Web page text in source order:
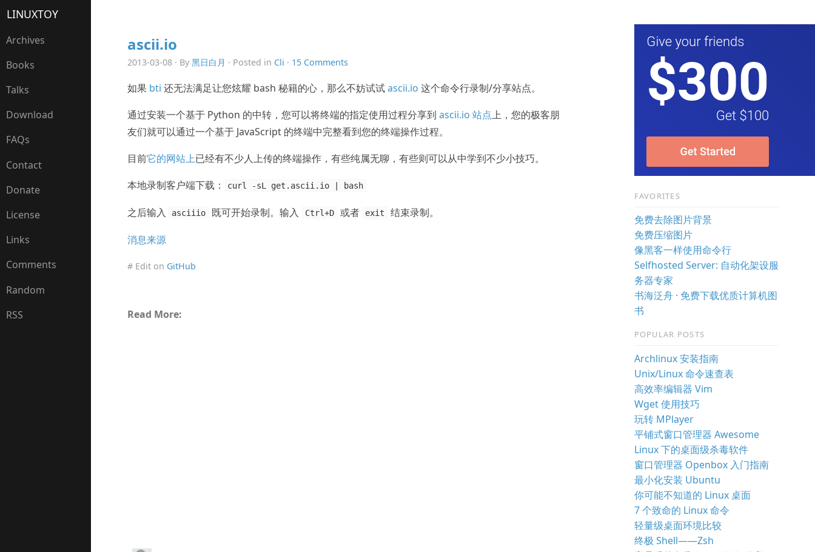
LINUXTOY
Archives
Books
Talks
Download
FAQs
Contact
Donate
License
Links
Comments
Random
RSS
ascii.io
2013-03-08 · By 黑日白月 · Posted in Cli · 15 Comments
如果 bti 还无法满足让您炫耀 bash 秘籍的心，那么不妨试试ascii.io 这个命令行录制/分享站点。
通过安装一个基于 Python 的中转，您可以将终端的指定使用过程分享到 ascii.io 站点上，您的极客朋
友们就可以通过一个基于 JavaScript 的终端中完整看到您的终端操作过程。
目前它的网站上已经有不少人上传的终端操作，有些纯属无聊，有些则可以从中学到不少小技巧。
本地录制客户端下载：
curl -sL get.ascii.io | bash
之后输入 asciiio 既可开始录制。输入 Ctrl+D 或者 exit 结束录制。
消息来源
# Edit on GitHub
Read More:
FAVORITES
免费去除图片背景
免费压缩图片
像黑客一样使用命令行
Selfhosted Server: 自动化架设服
务器专家
书海泛舟 · 免费下载优质计算机图
书
POPULAR POSTS
Archlinux 安装指南
Unix/Linux 命令速查表
高效率编辑器 Vim
Wget 使用技巧
玩转 MPlayer
平铺式窗口管理器 Awesome
Linux 下的桌面级杀毒软件
窗口管理器 Openbox 入门指南
最小化安装 Ubuntu
你可能不知道的 Linux 桌面
7 个致命的 Linux 命令
轻量级桌面环境比较
终极 Shell——Zsh